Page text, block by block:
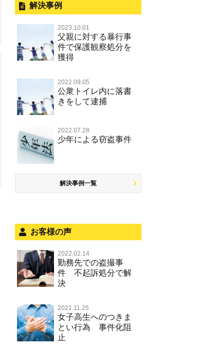
無実・無罪を証明してほしい
示談で解決してほしい
執行猶予にしてほしい
事件のことを秘密にしたい
被害届・告訴・告発されたら
自首・出頭したい
過失致死・過失傷害
器物損壊
脅迫・強要
業務妨害罪
公務執行妨害罪
殺人
暴行・傷害
略取・誘拐・人身売買
性犯罪 TOP
淫行・援助交際（児童買春、淫行
条例、児童福祉法違反）
不同意性交等罪（旧 強制性交等
交等罪
不同意わいせつ（旧 強制わいせ
つ，準強制わいせつ）
公然わいせつ罪，わいせつ物頒布
等罪，淫行勧誘罪
児童ポルノ リベンジポルノ
事件別－財産犯
財産犯 TOP
横領 背任
電子計算機使用詐欺等）
強盗罪
知的財産と刑事事件
恐喝
事件別－薬物事件
薬物事件 TOP
覚せい剤
危険ドラッグ
大麻
麻薬及び向精神薬
事件別－交通違反・交通事故
交通違反・交通事故 TOP
交通事故 交通違反と刑事事件
人身事故・死亡事故
無免許運転
その他 TOP
児童虐待・保護責任者遺棄
住居侵入等
銃刀法違反
不正競争防止法
風営法・風適法違反
文書偽造・偽造文書行使
放火・失火
名誉棄損罪・侮辱
刑事裁判の概要・手続
公務員の逮捕・刑事事件
控訴・上告
国選弁護士と私選弁護士の違い
裁判員裁判
司法取引・刑事免責
少年事件の手続と特色
少年事件の処分
被害者対応
被害届・告訴・告発の不安や悩み
員逮捕，予防法務等）
解決事例
2023.10.01
父親に対する暴行事
件で保護観察処分を
獲得
2022.09.05
公衆トイレ内に落書
きをして逮捕
2022.07.28
少年による窃盗事件
解決事例一覧
お客様の声
2022.02.14
勤務先での盗撮事
件 不起訴処分で解
決
2021.11.25
女子高生へのつきま
とい行為 事件化阻
止